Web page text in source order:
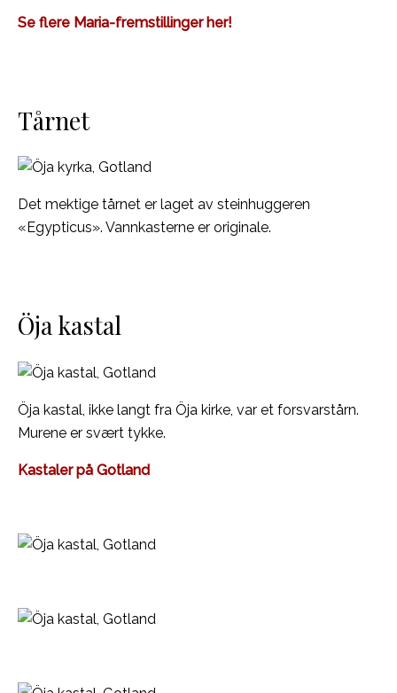
Se flere Maria-fremstillinger her!
Tårnet
Det mektige tårnet er laget av steinhuggeren
«Egypticus». Vannkasterne er originale.
Öja kastal
Öja kastal, ikke langt fra Öja kirke, var et forsvarstårn.
Murene er svært tykke.
Kastaler på Gotland